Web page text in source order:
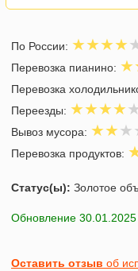
По России:
Перевозка пианино:
Перевозка
Переезды:
Вывоз мусора:
Перевозка продуктов:
Статус(ы): Золотое
Обновление 30.01.2025
Оставить отзыв об